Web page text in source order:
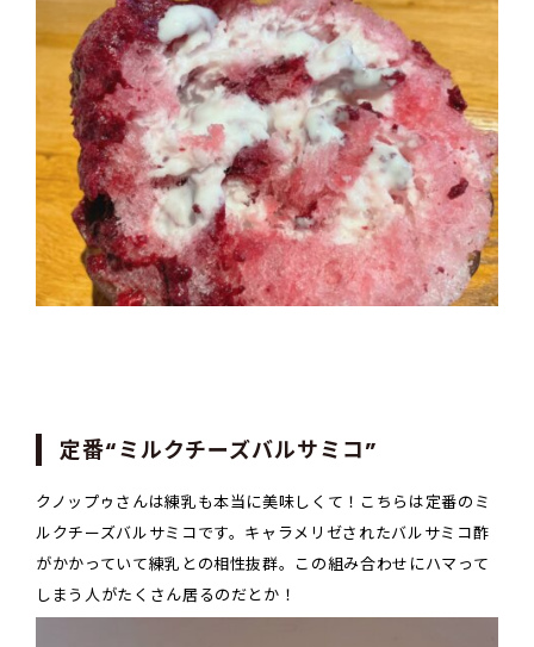
定番“ミルクチーズバルサミコ”
クノップゥさんは練乳も本当に美味しくて！こちらは定番のミ
ルクチーズバルサミコです。キャラメリゼされたバルサミコ酢
がかかっていて練乳との相性抜群。この組み合わせにハマって
しまう人がたくさん居るのだとか！